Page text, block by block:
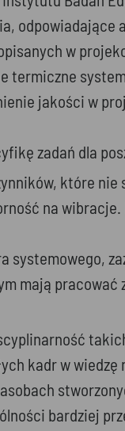
w
termiczne
jakości w
zadań dla
które
na
systemowego,
mają pracować
kadr w
bardziej